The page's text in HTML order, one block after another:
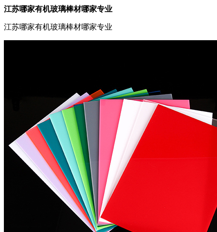
江苏哪家有机玻璃棒材哪家专业
江苏哪家有机玻璃棒材哪家专业